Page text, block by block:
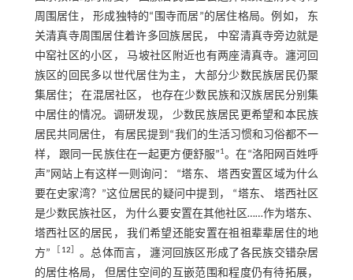
周围居住， 形成独特的“围寺而居”的居住格局。例如， 东
关清真寺周围居住着许多回族居民， 中窑清真寺旁边就是
中窑社区的小区， 马坡社区附近也有两座清真寺。瀍河回
族区的回民多以世代居住为主， 大部分少数民族居民仍聚
集居住； 在混居社区， 也存在少数民族和汉族居民分别集
中居住的情况。调研发现， 少数民族居民更希望和本民族
居民共同居住， 有居民提到“我们的生活习惯和习俗都不一
样， 跟同一民族住在一起更方便舒服”1。在“洛阳网百姓呼
声”网站上有这样一则询问： “塔东、 塔西安置区域为什么
要在史家湾？”这位居民的疑问中提到， “塔东、 塔西社区
是少数民族社区， 为什么要安置在其他社区……作为塔东、
塔西社区的居民， 我们希望还能安置在祖祖辈辈居住的地
方”
12
。总体而言， 瀍河回族区形成了各民族交错杂居
的居住格局， 但居住空间的互嵌范围和程度仍有待拓展，